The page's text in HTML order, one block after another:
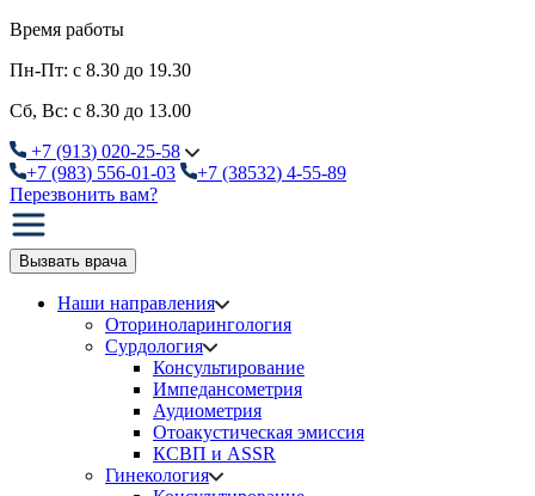
Время работы
Пн-Пт: с 8.30 до 19.30
Сб, Вс: с 8.30 до 13.00
+7 (913) 020-25-58
+7 (983) 556-01-03 +7 (38532) 4-55-89
Перезвонить вам?
Вызвать врача
Наши направления
Оториноларингология
Сурдология
Консультирование
Импедансометрия
Аудиометрия
Отоакустическая эмиссия
КСВП и ASSR
Гинекология